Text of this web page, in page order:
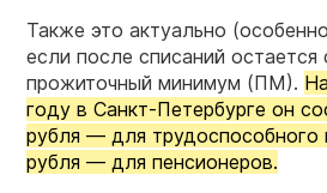
Также это актуально
если после списаний
прожиточный минимум (ПМ).
году в Санкт-Петербурге он
рубля — для трудоспособного
рубля — для пенсионеров.